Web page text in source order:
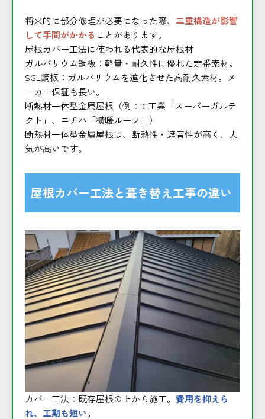
将来的に部分修理が必要になった際、 二重構造が影響
して手間がかかる ことがあります。
屋根カバー工法に使われる代表的な屋根材
ガルバリウム鋼板：軽量・耐久性に優れた定番素材。
SGL鋼板：ガルバリウムを進化させた高耐久素材。メ
ーカー保証も長い。
断熱材一体型金属屋根（例：IG工業「スーパーガルテ
クト」、ニチハ「横暖ルーフ」）
断熱材一体型金属屋根は、断熱性・遮音性が高く、人
気が高いです。
屋根カバー工法と葺き替え工事の違い
カバー工法：既存屋根の上から施工。 費用を抑えら
れ、工期も短い。